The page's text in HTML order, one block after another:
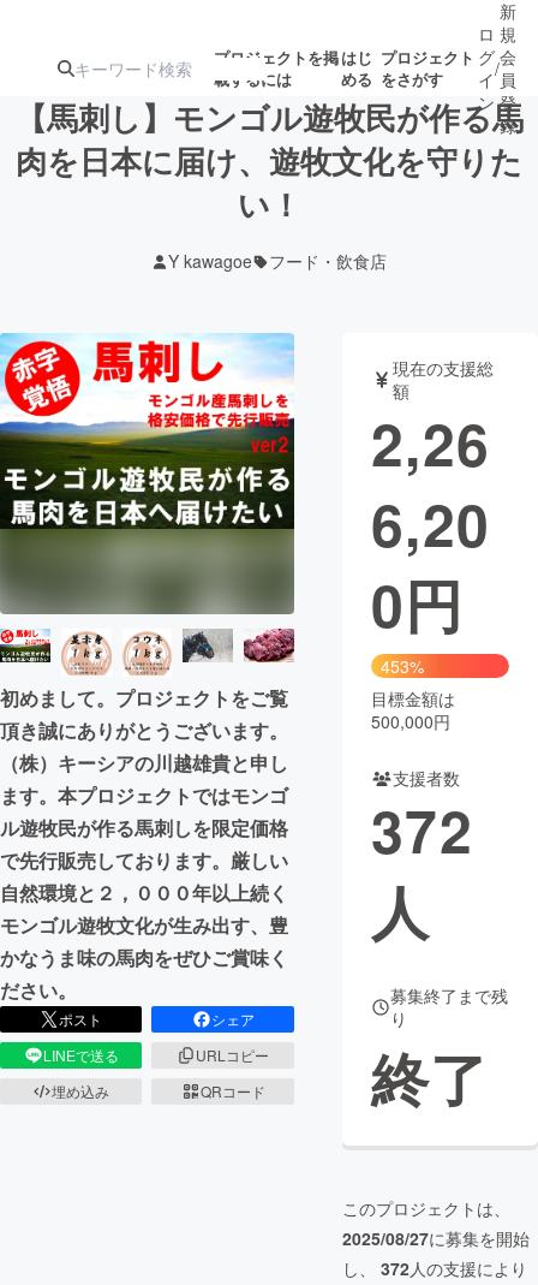
プロジェクトを掲
載するには
はじ
める
プロジェクト
をさがす
注目の新着プロ
テクノロジー・ガジェット
映像・映画 書籍・雑誌
ビジネス・起業 チャレンジ
CAMPFIRE for Social Good CAMPFIRE Creation
CAMPFIREふるさと納税machi-ya コミュニティ
ロ
グ
イ
ン
/
新
規
会
員
登
録
【馬刺し】モンゴル遊牧民が作る馬
肉を日本に届け、遊牧文化を守りた
い！
Y kawagoe フード・飲食店
初めまして。プロジェクトをご覧
頂き誠にありがとうございます。
（株）キーシアの川越雄貴と申し
ます。本プロジェクトではモンゴ
ル遊牧民が作る馬刺しを限定価格
で先行販売しております。厳しい
自然環境と２，０００年以上続く
モンゴル遊牧文化が生み出す、豊
かなうま味の馬肉をぜひご賞味く
ださい。
ポスト
シェア
LINEで送る
URLコピー
埋め込み
QRコード
現在の支援総
額
2,26
6,20
0円
453%
目標金額は
500,000円
支援者数
372
人
募集終了まで残
り
終了
このプロジェクトは、
2025/08/27に募集を開始
し、 372人の支援により